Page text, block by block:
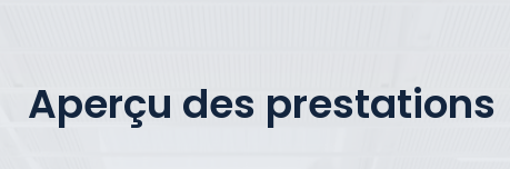
Aperçu des prestations